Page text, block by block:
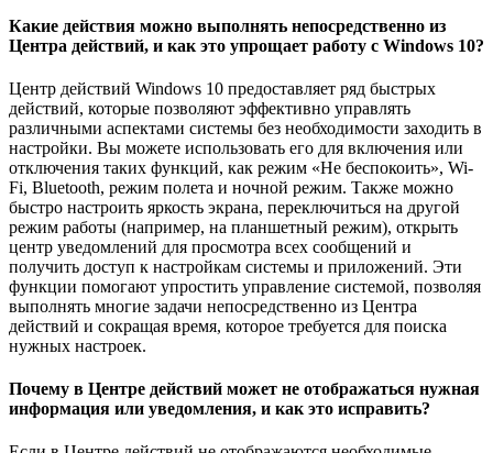
Какие действия можно выполнять непосредственно из
Центра действий, и как это упрощает работу с Windows 10?
Центр действий Windows 10 предоставляет ряд быстрых
действий, которые позволяют эффективно управлять
различными аспектами системы без необходимости заходить в
настройки. Вы можете использовать его для включения или
отключения таких функций, как режим «Не беспокоить», Wi-
Fi, Bluetooth, режим полета и ночной режим. Также можно
быстро настроить яркость экрана, переключиться на другой
режим работы (например, на планшетный режим), открыть
центр уведомлений для просмотра всех сообщений и
получить доступ к настройкам системы и приложений. Эти
функции помогают упростить управление системой, позволяя
выполнять многие задачи непосредственно из Центра
действий и сокращая время, которое требуется для поиска
нужных настроек.
Почему в Центре действий может не отображаться нужная
информация или уведомления, и как это исправить?